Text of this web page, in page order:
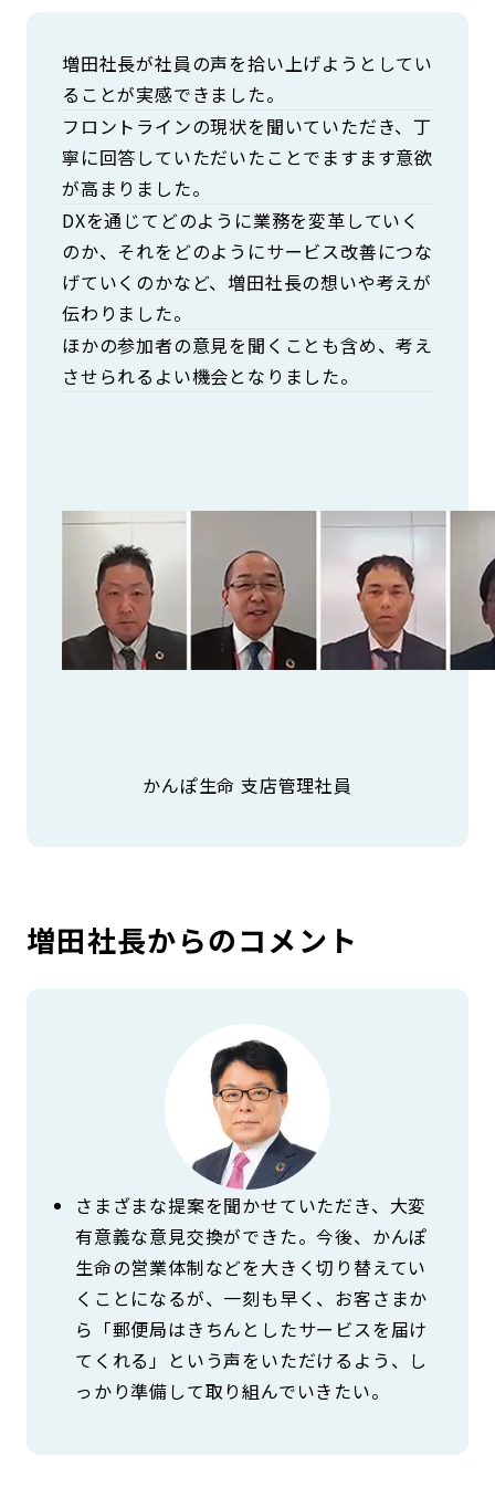
増田社長が社員の声を拾い上げようとしてい
ることが実感できました。
フロントラインの現状を聞いていただき、丁
寧に回答していただいたことでますます意欲
が高まりました。
DXを通じてどのように業務を変革していく
のか、それをどのようにサービス改善につな
げていくのかなど、増田社長の想いや考えが
伝わりました。
ほかの参加者の意見を聞くことも含め、考え
させられるよい機会となりました。
かんぽ生命 支店管理社員
増田社長からのコメント
さまざまな提案を聞かせていただき、大変
有意義な意見交換ができた。今後、かんぽ
生命の営業体制などを大きく切り替えてい
くことになるが、一刻も早く、お客さまか
ら「郵便局はきちんとしたサービスを届け
てくれる」という声をいただけるよう、し
っかり準備して取り組んでいきたい。